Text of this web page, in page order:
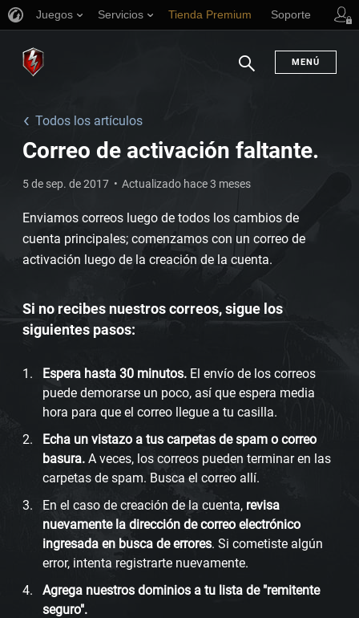
Juegos Servicios Tienda Premium Soporte
MENÚ
Todos los artículos
Correo de activación faltante.
5 de sep. de 2017 Actualizado hace 3 meses
Enviamos correos luego de todos los cambios de
cuenta principales; comenzamos con un correo de
activación luego de la creación de la cuenta.
Si no recibes nuestros correos, sigue los
siguientes pasos:
Espera hasta 30 minutos. El envío de los correos
puede demorarse un poco, así que espera media
hora para que el correo llegue a tu casilla.
Echa un vistazo a tus carpetas de spam o correo
basura. A veces, los correos pueden terminar en las
carpetas de spam. Busca el correo allí.
En el caso de creación de la cuenta, revisa
nuevamente la dirección de correo electrónico
ingresada en busca de errores. Si cometiste algún
error, intenta registrarte nuevamente.
Agrega nuestros dominios a tu lista de "remitente
seguro".